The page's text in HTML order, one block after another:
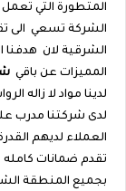
المتطورة التي
الشركة تسعي الى
الشرقية لان هدفنا
المميزات عن باقي
لدينا مواد لا زاله
لدى شركتنا مدرب
العملاء لديهم
تقدم ضمانات كامله
بجميع المنطقة